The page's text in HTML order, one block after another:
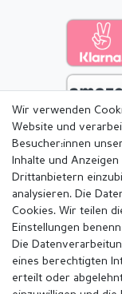
Wir verwenden
Website und
Besucher:innen
Inhalte und
Drittanbietern
analysieren. Die
Cookies. Wir teilen
Einstellungen
Die
eines berechtigten
erteilt oder